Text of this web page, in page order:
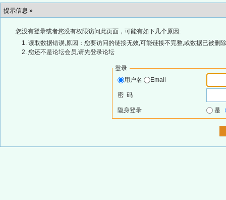
提示信息 »
您没有登录或者您没有权限访问此页面，可能有如下几个原因:
读取数据错误,原因：您要访问的链接无效,可能链接不完整,或数据已被删
您还不是论坛会员,请先登录论坛
登录
用户名
Email
密 码
隐身登录 是